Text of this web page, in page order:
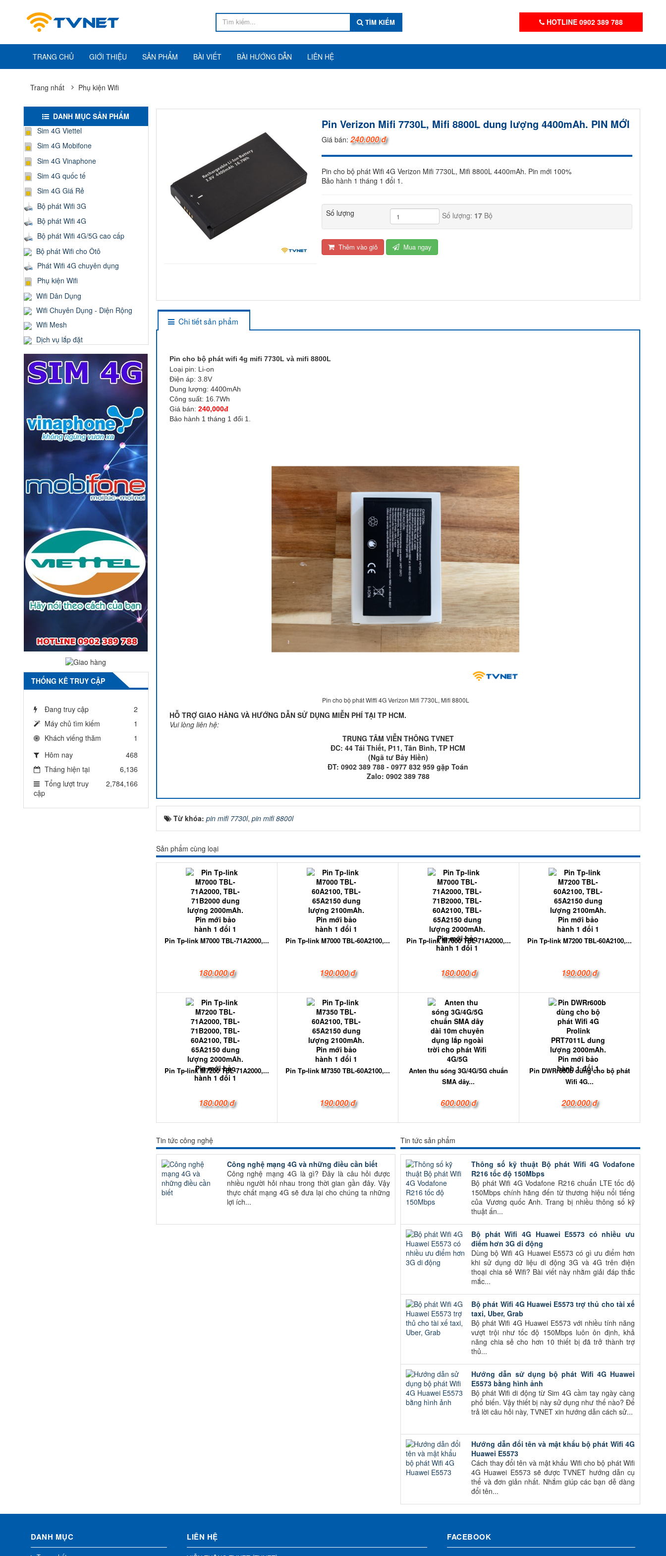
TÌM KIẾM HOTLINE 0902 389 788
TRANG CHỦ GIỚI THIỆU SẢN PHẨM BÀI VIẾT BÀI HƯỚNG DẪN LIÊN HỆ
Trang nhất Phụ kiện Wifi
Pin Verizon Mifi 7730L, Mifi 8800L dung lượng 4400mAh. PIN MỚI
Giá bán: 240.000 đ
Pin cho bộ phát Wifi 4G Verizon Mifi 7730L, Mifi 8800L 4400mAh. Pin mới 100%
Bảo hành 1 tháng 1 đổi 1.
Số lượng Số lượng: 17Bộ
Thêm vào giỏ Mua ngay
Chi tiết sản phẩm
Pin cho bộ phát wifi 4g mifi 7730L và mifi 8800L
Loại pin: Li-on
Điện áp: 3.8V
Dung lượng: 4400mAh
Công suất: 16.7Wh
Giá bán: 240,000đ
Bảo hành 1 tháng 1 đổi 1.
Pin cho bộ phát Wiffi 4G Verizon Mifi 7730L, Mifi 8800L
HỖ TRỢ GIAO HÀNG VÀ HƯỚNG DẪN SỬ DỤNG MIỄN PHÍ TẠI TP HCM.
Vui lòng liên hệ:
TRUNG TÂM VIỄN THÔNG TVNET
ĐC: 44 Tái Thiết, P11, Tân Bình, TP HCM
(Ngã tư Bảy Hiền)
ĐT: 0902 389 788 - 0977 832 959 gặp Toán
Zalo: 0902 389 788
Từ khóa: pin mifi 7730l, pin mifi 8800l
Sản phẩm cùng loại
Pin Tp-link M7000 TBL-71A2000,...
180.000 đ
Pin Tp-link M7000 TBL-60A2100,...
190.000 đ
Pin Tp-link M7000 TBL-71A2000,...
180.000 đ
Pin Tp-link M7200 TBL-60A2100,...
190.000 đ
Pin Tp-link M7200 TBL-71A2000,...
180.000 đ
Pin Tp-link M7350 TBL-60A2100,...
190.000 đ
Anten thu sóng 3G/4G/5G chuẩn
SMA dây...
600.000 đ
Pin DWRr600b dùng cho bộ phát
Wifi 4G...
200.000 đ
Tin tức công nghệ
Công nghệ mạng 4G và những điều cần biết
Công nghệ mạng 4G là gì? Đây là câu hỏi được
nhiều người hỏi nhau trong thời gian gần đây. Vậy
thực chất mạng 4G sẽ đưa lại cho chúng ta những
lợi ích...
Tin tức sản phẩm
Thông số kỹ thuật Bộ phát Wifi 4G Vodafone
R216 tốc độ 150Mbps
Bộ phát Wifi 4G Vodafone R216 chuẩn LTE tốc độ
150Mbps chính hãng đến từ thương hiệu nổi tiếng
của Vương quốc Anh. Trang bị nhiều thông số kỹ
thuật ấn...
Bộ phát Wifi 4G Huawei E5573 có nhiều ưu
điểm hơn 3G di động
Dùng bộ Wifi 4G Huawei E5573 có gì ưu điểm hơn
khi sử dụng dữ liệu di động 3G và 4G trên điện
thoại chia sẻ Wifi? Bài viết này nhằm giải đáp thắc
mắc...
Bộ phát Wifi 4G Huawei E5573 trợ thủ cho tài xế
taxi, Uber, Grab
Bộ phát Wifi 4G Huawei E5573 với nhiều tính năng
vượt trội như tốc độ 150Mbps luôn ôn định, khả
năng chia sẻ cho hơn 10 thiết bị đã trở thành trợ
thủ...
Hướng dẫn sử dụng bộ phát Wifi 4G Huawei
E5573 bằng hình ảnh
Bộ phát Wifi di động từ Sim 4G cầm tay ngày càng
phổ biến. Vậy thiết bị này sử dụng như thế nào? Để
trả lời câu hỏi này, TVNET xin hướng dẫn cách sử...
Hướng dẫn đổi tên và mật khẩu bộ phát Wifi 4G
Huawei E5573
Cách thay đổi tên và mật khẩu Wifi cho bộ phát Wifi
4G Huawei E5573 sẽ được TVNET hướng dẫn cụ
thể và đơn giản nhất. Nhắm giúp các bạn dễ dàng
đổi tên...
DANH MỤC SẢN PHẨM
Sim 4G Viettel
Sim 4G Mobifone
Sim 4G Vinaphone
Sim 4G quốc tế
Sim 4G Giá Rẻ
Bộ phát Wifi 3G
Bộ phát Wifi 4G
Bộ phát Wifi 4G/5G cao cấp
Bộ phát Wifi cho Ôtô
Phát Wifi 4G chuyên dụng
Phụ kiện Wifi
Wifi Dân Dụng
Wifi Chuyên Dụng - Diện Rộng
Wifi Mesh
Dịch vụ lắp đặt
THỐNG KÊ TRUY CẬP
Đang truy cập
2
Máy chủ tìm kiếm
1
Khách viếng thăm
1
Hôm nay
468
Tháng hiện tại
6,136
Tổng lượt truy
cập
2,784,166
DANH MỤC LIÊN HỆ FACEBOOK